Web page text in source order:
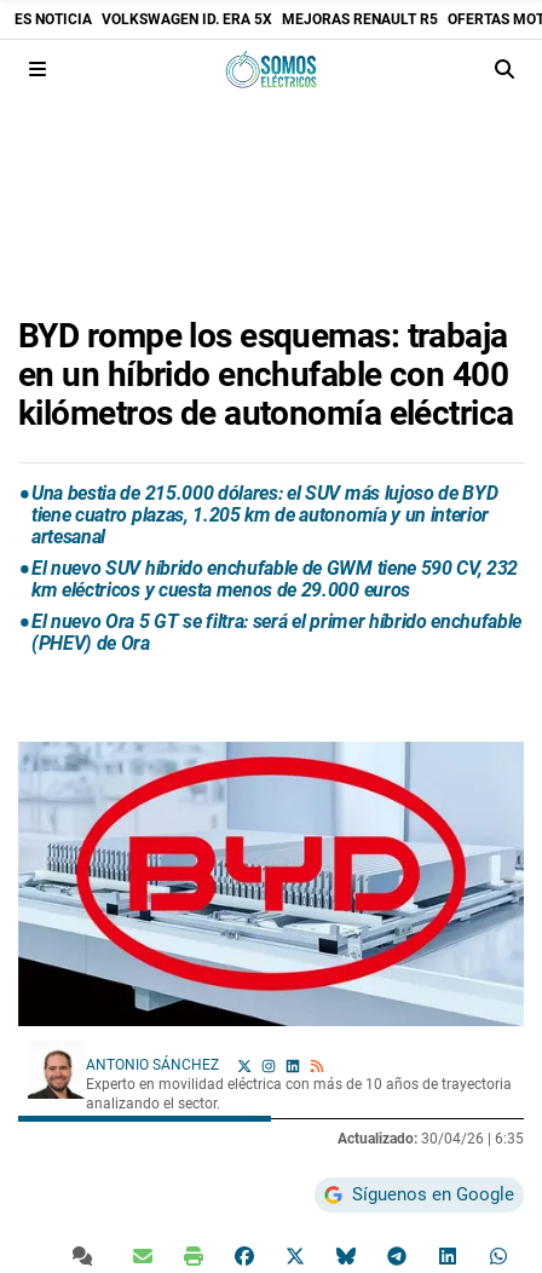
ES NOTICIA VOLKSWAGEN ID. ERA 5X MEJORAS RENAULT R5 OFERTAS
BYD rompe los esquemas: trabaja
en un híbrido enchufable con 400
kilómetros de autonomía eléctrica
Una bestia de 215.000 dólares: el SUV más lujoso de BYD
tiene cuatro plazas, 1.205 km de autonomía y un interior
artesanal
El nuevo SUV híbrido enchufable de GWM tiene 590 CV, 232
km eléctricos y cuesta menos de 29.000 euros
El nuevo Ora 5 GT se filtra: será el primer híbrido enchufable
(PHEV) de Ora
ANTONIO SÁNCHEZ
Experto en movilidad eléctrica con más de 10 años de trayectoria
analizando el sector.
Actualizado: 30/04/26 | 6:35
Síguenos en Google